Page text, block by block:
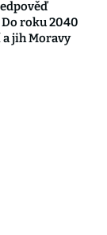
roku 2040
a jih Moravy